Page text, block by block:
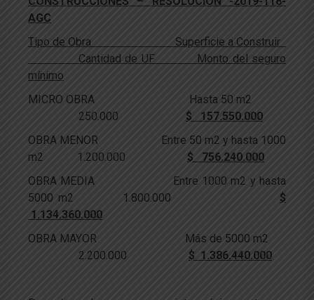
AGC
Tipo de Obra Superficie a Construir
Cantidad de UF Monto del seguro
mínimo
MICRO OBRA Hasta 50 m2
250.000 $ 157.550.000
OBRA MENOR Entre 50 m2 y hasta 1000
m2 1.200.000 $ 756.240.000
OBRA MEDIA Entre 1000 m2 y hasta
5000 m2 1.800.000 $
1.134.360.000
OBRA MAYOR Más de 5000 m2
2.200.000 $ 1.386.440.000